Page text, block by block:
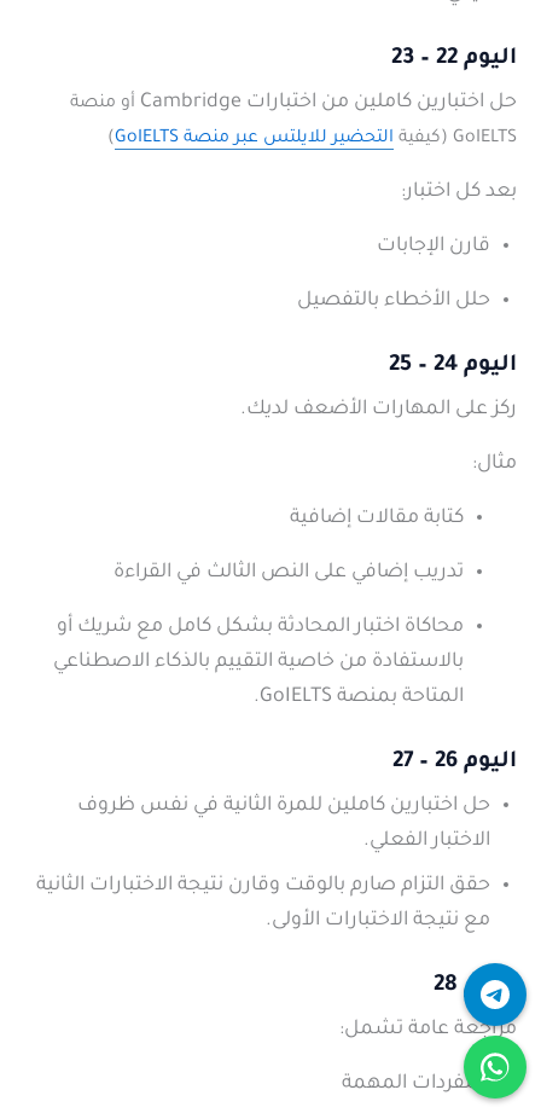
اليوم 22 – 23
حل اختبارين كاملين من اختبارات Cambridge
أو منصة
GoIELTS (كيفية
التحضير للايلتس عبر منصة GoIELTS )
بعد كل اختبار:
قارن الإجابات
حلل الأخطاء بالتفصيل
اليوم 24 – 25
ركز على المهارات الأضعف لديك.
مثال:
كتابة مقالات إضافية
تدريب إضافي على النص الثالث في القراءة
محاكاة اختبار المحادثة بشكل كامل مع شريك أو
بالاستفادة من خاصية التقييم بالذكاء الاصطناعي
المتاحة بمنصة GoIELTS.
اليوم 26 – 27
حل اختبارين كاملين للمرة الثانية في نفس ظروف
الاختبار الفعلي.
حقق التزام صارم بالوقت وقارن نتيجة الاختبارات الثانية
مع نتيجة الاختبارات الأولى.
اليوم 28
مراجعة عامة تشمل:
المفردات المهمة